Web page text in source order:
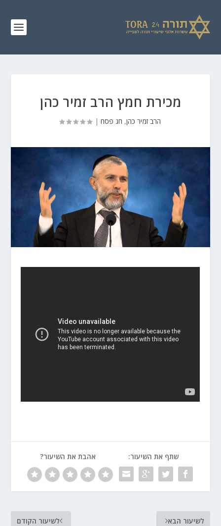
מכירת חמץ הרב זמיר כהן
הרב זמיר כהן, חג פסח |
שתף את השיעור: אהבת את השיעור?
לשיעור הקודם לשיעור הבא